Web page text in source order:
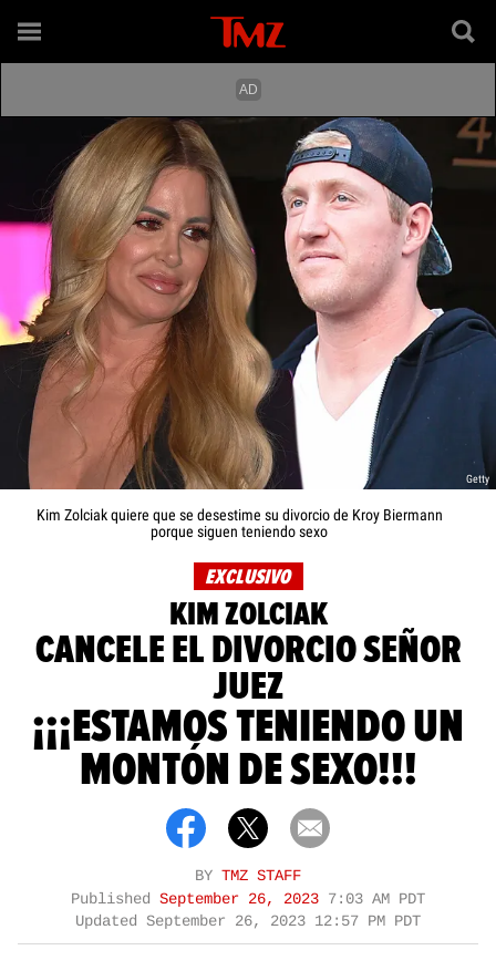
Getty
Kim Zolciak quiere que se desestime su divorcio de Kroy Biermann
porque siguen teniendo sexo
EXCLUSIVO
KIM ZOLCIAK
CANCELE EL DIVORCIO SEÑOR
JUEZ
¡¡¡ESTAMOS TENIENDO UN
MONTÓN DE SEXO!!!
BY TMZ STAFF
Published September 26, 2023 7:03 AM PDT
Updated September 26, 2023 12:57 PM PDT